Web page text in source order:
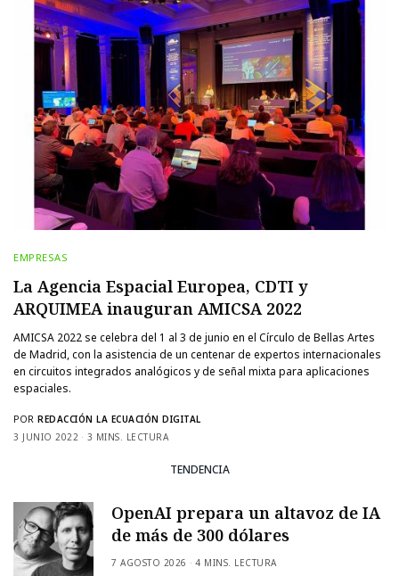
EMPRESAS
La Agencia Espacial Europea, CDTI y
ARQUIMEA inauguran AMICSA 2022
AMICSA 2022 se celebra del 1 al 3 de junio en el Círculo de Bellas Artes
de Madrid, con la asistencia de un centenar de expertos internacionales
en circuitos integrados analógicos y de señal mixta para aplicaciones
espaciales.
POR REDACCIÓN LA ECUACIÓN DIGITAL
3 JUNIO 2022
3 MINS. LECTURA
TENDENCIA
OpenAI prepara un altavoz de IA
de más de 300 dólares
7 AGOSTO 2026 4 MINS. LECTURA